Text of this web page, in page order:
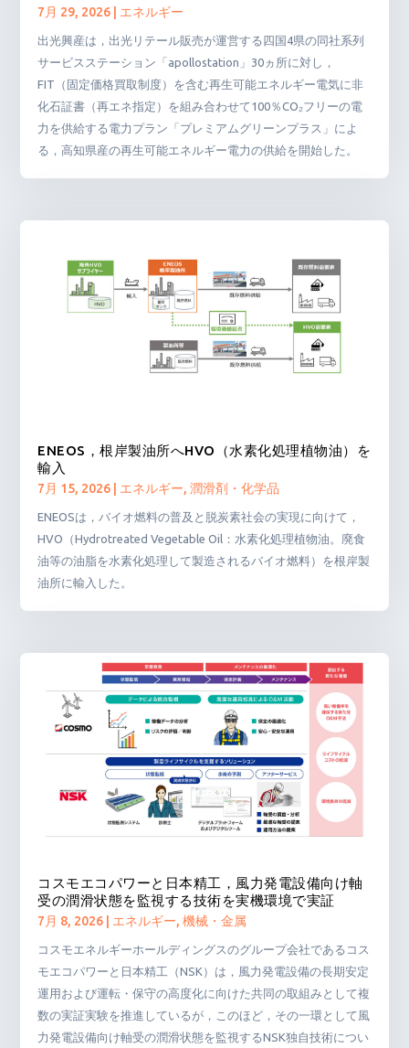
7月 29, 2026 エネルギー
出光興産は，出光リテール販売が運営する四国4県の同社系列
サービスステーション「apollostation」30ヵ所に対し，
FIT（固定価格買取制度）を含む再生可能エネルギー電気に非
化石証書（再エネ指定）を組み合わせて100％CO₂フリーの電
力を供給する電力プラン「プレミアムグリーンプラス」によ
る，高知県産の再生可能エネルギー電力の供給を開始した。
ENEOS，根岸製油所へHVO（水素化処理植物油）を
輸入
7月 15, 2026 エネルギー,潤滑剤・化学品
ENEOSは，バイオ燃料の普及と脱炭素社会の実現に向けて，
HVO（Hydrotreated Vegetable Oil：水素化処理植物油。廃食
油等の油脂を水素化処理して製造されるバイオ燃料）を根岸製
油所に輸入した。
コスモエコパワーと日本精工，風力発電設備向け軸
受の潤滑状態を監視する技術を実機環境で実証
7月 8, 2026 エネルギー,機械・金属
コスモエネルギーホールディングスのグループ会社であるコス
モエコパワーと日本精工（NSK）は，風力発電設備の長期安定
運用および運転・保守の高度化に向けた共同の取組みとして複
数の実証実験を推進しているが，このほど，その一環として風
力発電設備向け軸受の潤滑状態を監視するNSK独自技術につい